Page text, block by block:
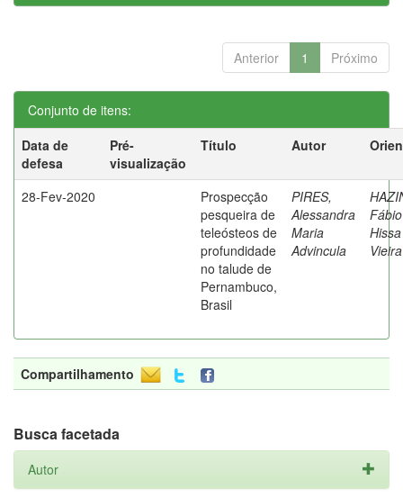
Anterior 1 Próximo
Conjunto de itens:
Data de
defesa
Pré-
visualização
Título Autor
28-Fev-2020
Prospecção
pesqueira de
teleósteos de
profundidade
no talude de
Pernambuco,
Brasil
PIRES,
Alessandra
Maria
Advincula
Fábio
Hissa
Vieira
Compartilhamento
Busca facetada
Autor